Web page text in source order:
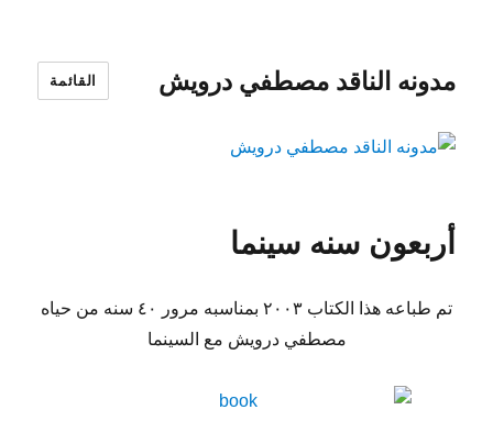
مدونه الناقد مصطفي درويش القائمة
أربعون سنه سينما
تم طباعه هذا الكتاب ٢٠٠٣ بمناسبه مرور ٤٠ سنه من حياه
مصطفي درويش مع السينما